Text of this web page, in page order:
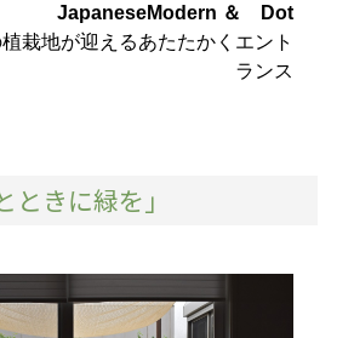
JapaneseModern ＆ Dot
栽地が迎えるあたたかくエント
ランス
ときに緑を」